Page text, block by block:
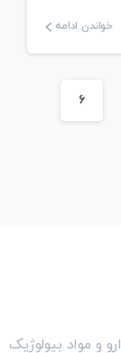
خواندن ادامه
۶
و مواد بيولوژيک